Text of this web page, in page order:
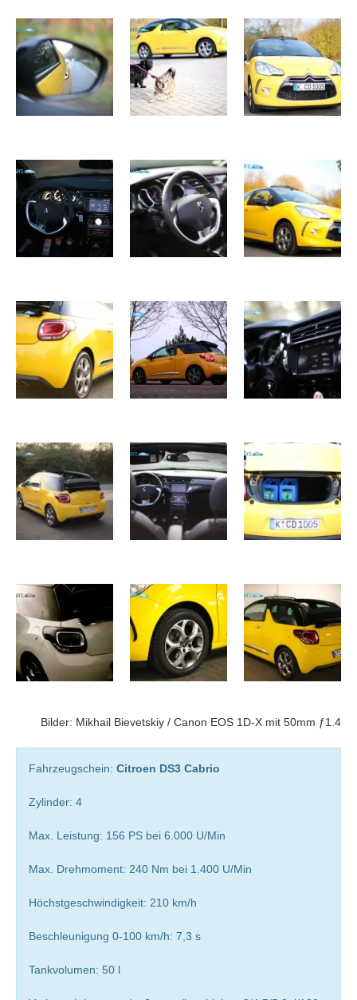
Bilder: Mikhail Bievetskiy / Canon EOS 1D-X mit 50mm ƒ1.4
Fahrzeugschein: Citroen DS3 Cabrio
Zylinder: 4
Max. Leistung: 156 PS bei 6.000 U/Min
Max. Drehmoment: 240 Nm bei 1.400 U/Min
Höchstgeschwindigkeit: 210 km/h
Beschleunigung 0-100 km/h: 7,3 s
Tankvolumen: 50 l